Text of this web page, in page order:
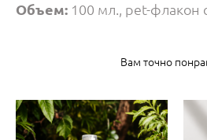
Объем: 100 мл., pet-флакон
Вам точно